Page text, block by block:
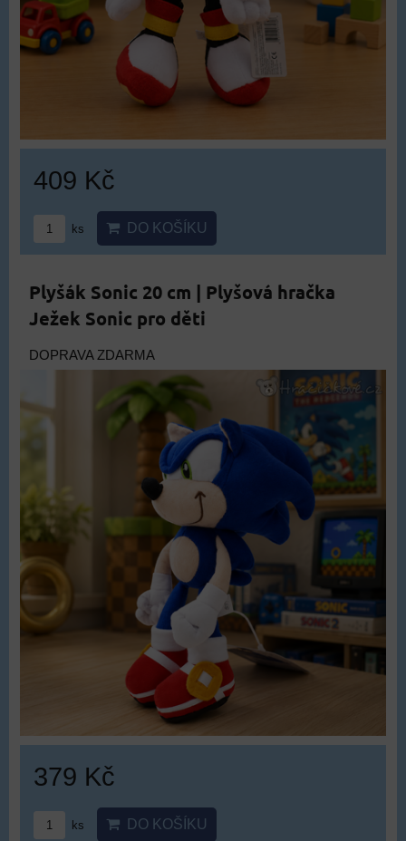
409 Kč
ks DO KOŠÍKU
Plyšák Sonic 20 cm | Plyšová hračka
Ježek Sonic pro děti
DOPRAVA ZDARMA
379 Kč
ks DO KOŠÍKU